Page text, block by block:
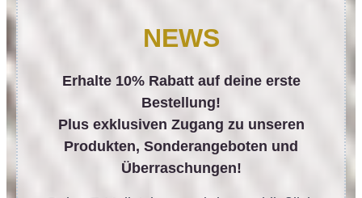
NEWS
Erhalte 10% Rabatt auf deine erste
Bestellung!
Plus exklusiven Zugang zu unseren
Produkten, Sonderangeboten und
Überraschungen!